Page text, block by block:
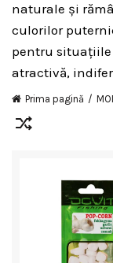
naturale și
culorilor
pentru situațiile
atractivă,
Prima pagină